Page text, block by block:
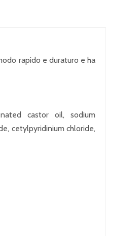
rapido e duraturo e ha
castor oil, sodium
cetylpyridinium chloride,